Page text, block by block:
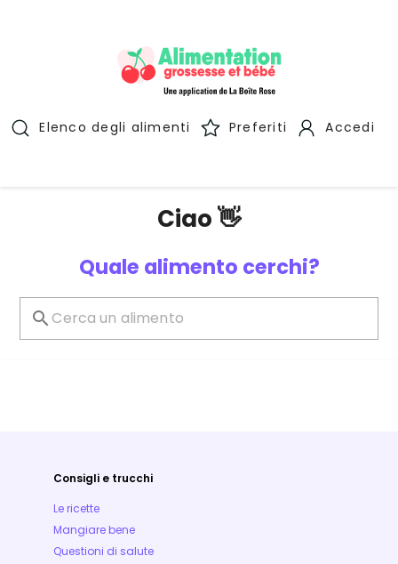
Elenco degli alimenti Preferiti Accedi
Ciao 👋
Quale alimento cerchi?
Consigli e trucchi
Le ricette
Mangiare bene
Questioni di salute